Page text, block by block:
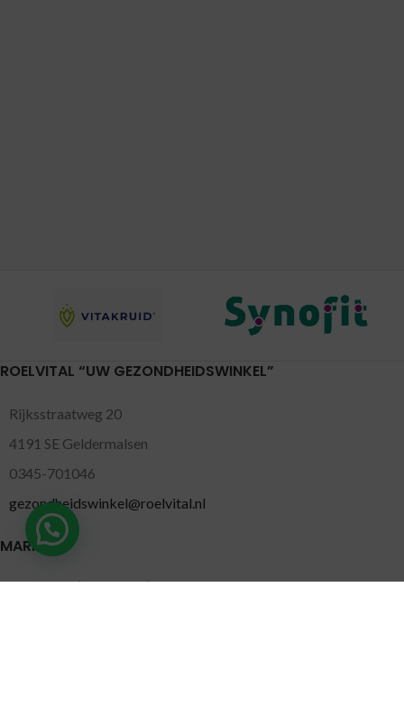
ROELVITAL “UW GEZONDHEIDSWINKEL”
Rijksstraatweg 20
4191 SE Geldermalsen
0345-701046
gezondheidswinkel@roelvital.nl
MARKTEN
Gorinchem( Maandag )